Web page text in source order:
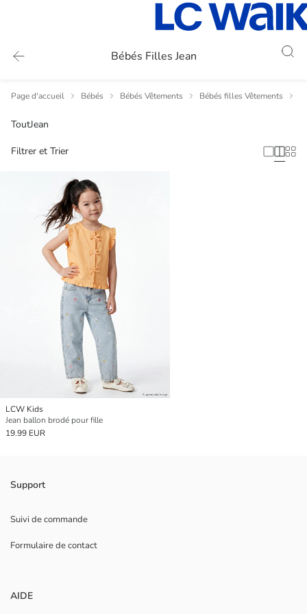
Bébés Filles Jean
Page d'accueil Bébés Bébés Vêtements Bébés filles Vêtements
ToutJean
Filtrer et Trier
LCW Kids
Jean ballon brodé pour fille
19.99 EUR
Support
Suivi de commande
Formulaire de contact
AIDE